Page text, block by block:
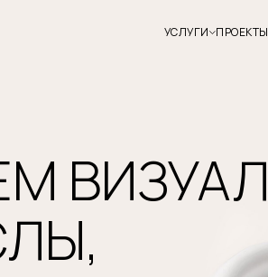
УСЛУГИ ПРОЕКТЫ
ВИЗУАЛ